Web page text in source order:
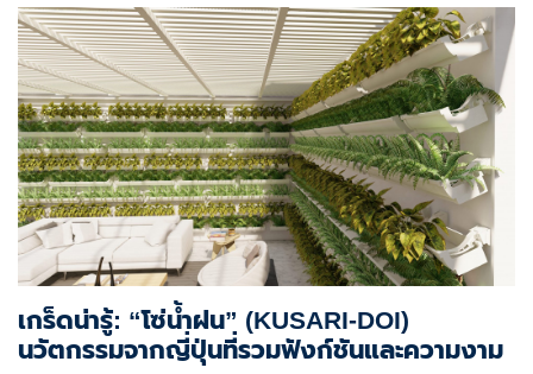
เกร็ดน่ารู้: “โซ่น้ำฝน” (KUSARI-DOI)
นวัตกรรมจากญี่ปุ่นที่รวมฟังก์ชันและความงาม